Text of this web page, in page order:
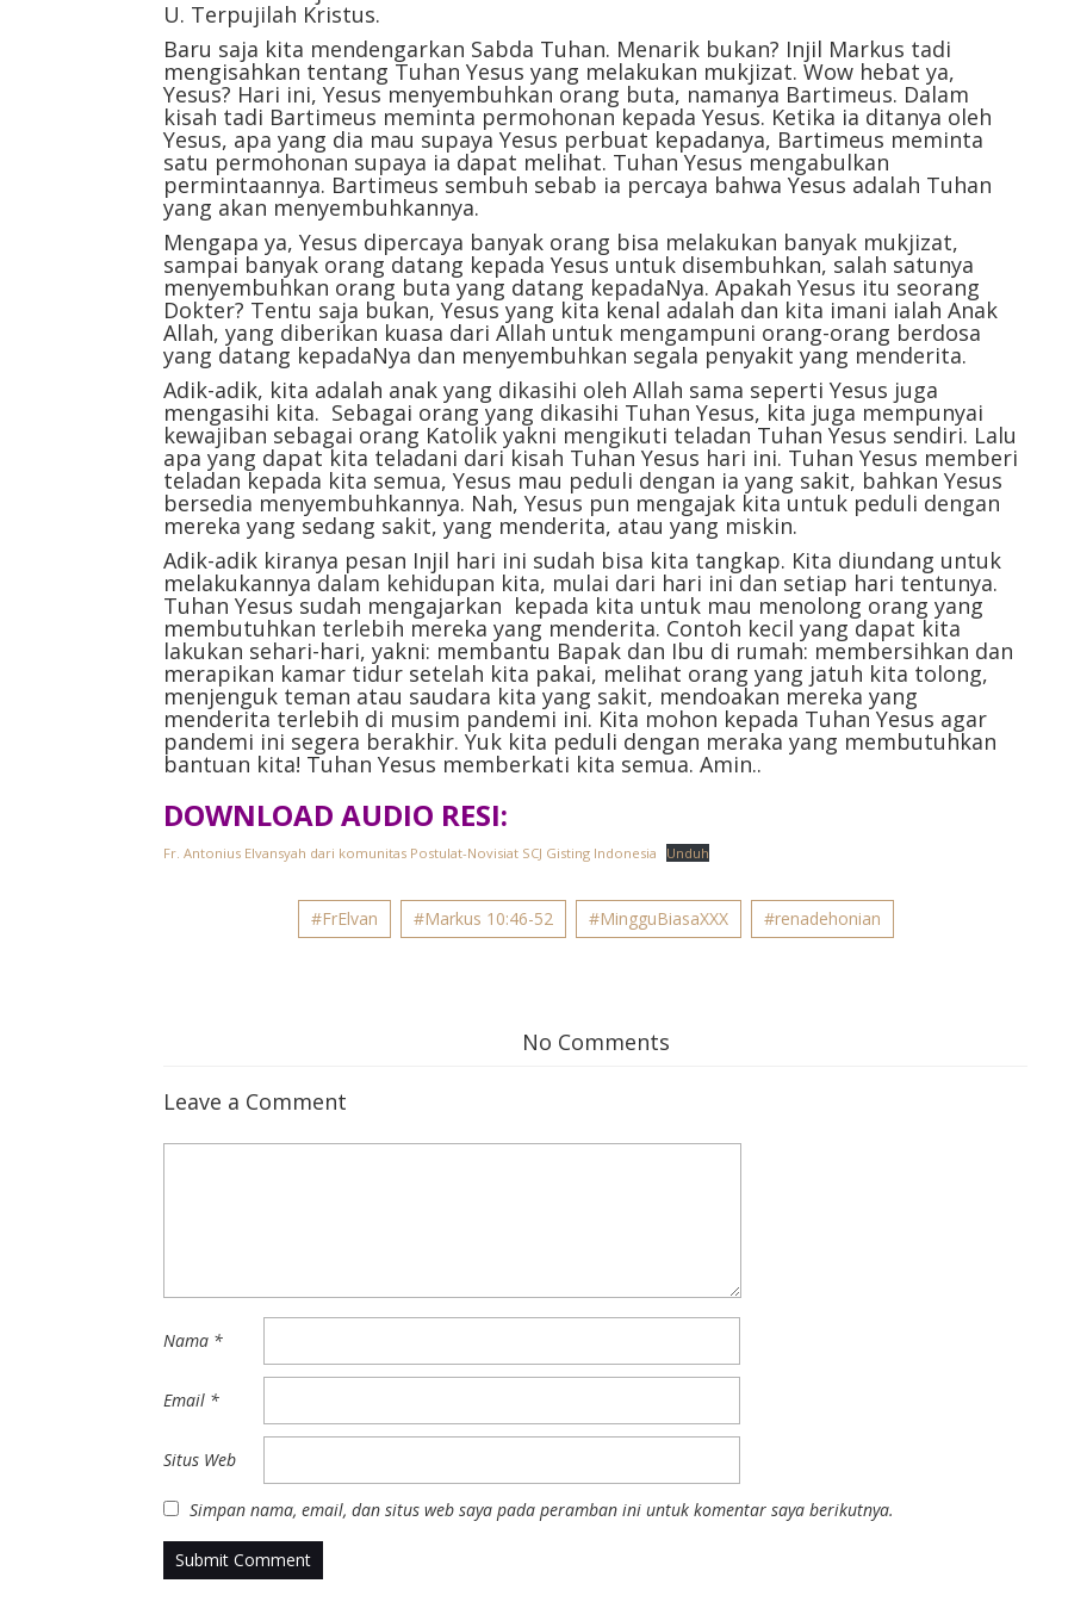
U. Terpujilah Kristus.
Baru saja kita mendengarkan Sabda Tuhan. Menarik bukan? Injil Markus tadi
mengisahkan tentang Tuhan Yesus yang melakukan mukjizat. Wow hebat ya,
Yesus? Hari ini, Yesus menyembuhkan orang buta, namanya Bartimeus. Dalam
kisah tadi Bartimeus meminta permohonan kepada Yesus. Ketika ia ditanya oleh
Yesus, apa yang dia mau supaya Yesus perbuat kepadanya, Bartimeus meminta
satu permohonan supaya ia dapat melihat. Tuhan Yesus mengabulkan
permintaannya. Bartimeus sembuh sebab ia percaya bahwa Yesus adalah Tuhan
yang akan menyembuhkannya.
Mengapa ya, Yesus dipercaya banyak orang bisa melakukan banyak mukjizat,
sampai banyak orang datang kepada Yesus untuk disembuhkan, salah satunya
menyembuhkan orang buta yang datang kepadaNya. Apakah Yesus itu seorang
Dokter? Tentu saja bukan, Yesus yang kita kenal adalah dan kita imani ialah Anak
Allah, yang diberikan kuasa dari Allah untuk mengampuni orang-orang berdosa
yang datang kepadaNya dan menyembuhkan segala penyakit yang menderita.
Adik-adik, kita adalah anak yang dikasihi oleh Allah sama seperti Yesus juga
mengasihi kita. Sebagai orang yang dikasihi Tuhan Yesus, kita juga mempunyai
kewajiban sebagai orang Katolik yakni mengikuti teladan Tuhan Yesus sendiri. Lalu
apa yang dapat kita teladani dari kisah Tuhan Yesus hari ini. Tuhan Yesus memberi
teladan kepada kita semua, Yesus mau peduli dengan ia yang sakit, bahkan Yesus
bersedia menyembuhkannya. Nah, Yesus pun mengajak kita untuk peduli dengan
mereka yang sedang sakit, yang menderita, atau yang miskin.
Adik-adik kiranya pesan Injil hari ini sudah bisa kita tangkap. Kita diundang untuk
melakukannya dalam kehidupan kita, mulai dari hari ini dan setiap hari tentunya.
Tuhan Yesus sudah mengajarkan kepada kita untuk mau menolong orang yang
membutuhkan terlebih mereka yang menderita. Contoh kecil yang dapat kita
lakukan sehari-hari, yakni: membantu Bapak dan Ibu di rumah: membersihkan dan
merapikan kamar tidur setelah kita pakai, melihat orang yang jatuh kita tolong,
menjenguk teman atau saudara kita yang sakit, mendoakan mereka yang
menderita terlebih di musim pandemi ini. Kita mohon kepada Tuhan Yesus agar
pandemi ini segera berakhir. Yuk kita peduli dengan meraka yang membutuhkan
bantuan kita! Tuhan Yesus memberkati kita semua. Amin..
DOWNLOAD AUDIO RESI:
Fr. Antonius Elvansyah dari komunitas Postulat-Novisiat SCJ Gisting Indonesia Unduh
#FrElvan #Markus 10:46-52 #MingguBiasaXXX #renadehonian
No Comments
Leave a Comment
Nama *
Email *
Situs Web
Simpan nama, email, dan situs web saya pada peramban ini untuk komentar saya berikutnya.